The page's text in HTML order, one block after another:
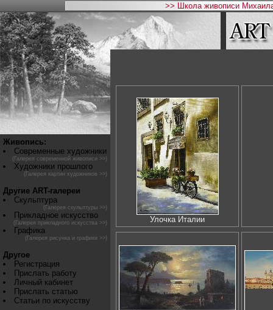
>> Школа живописи
Живопись:
Современные художники
(Галерея современной живописи >>)
Художники прошлого
(Галерея картин художников >>)
Другие ART-галереи
Скульптура
(Галерея скульптуры >>)
Прикладное искусство
(Галерея прикладного искусства >>)
Графика
(Галерея рисунка и графики >>)
Другое
Регистрация
Прислать работу
Личный кабинет
Прислать статью
Статьи по искусству
Улочка Италии